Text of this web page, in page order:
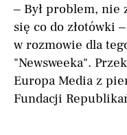
– Był problem, nie
się co do złotówki
w rozmowie dla
"Newsweeka".
Europa Media z
Fundacji